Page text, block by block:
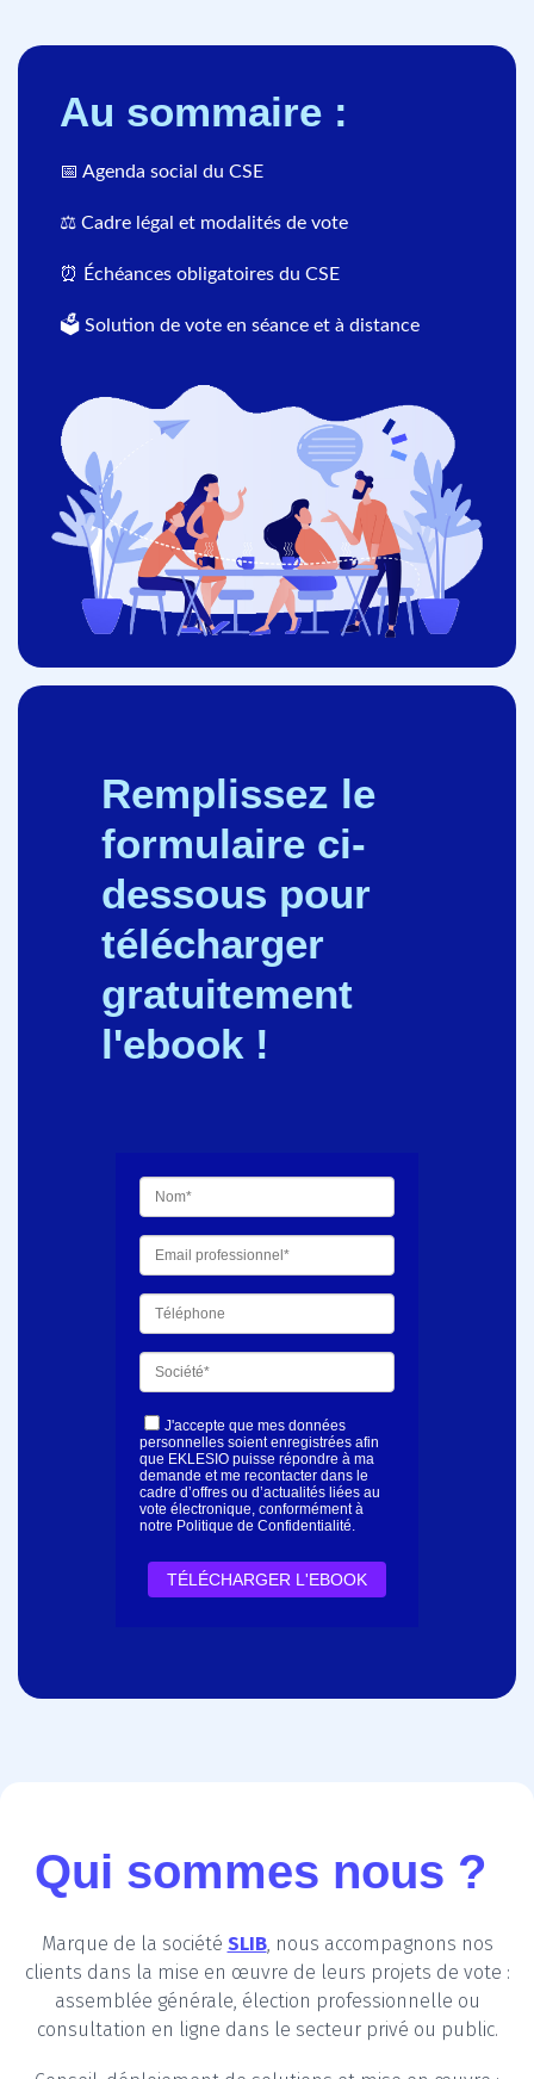
Au sommaire :
📅 Agenda social du CSE
⚖️ Cadre légal et modalités de vote
⏰ Échéances obligatoires du CSE
🗳 Solution de vote en séance et à distance
Remplissez le
formulaire ci-
dessous pour
télécharger
gratuitement
l'ebook !
J'accepte que mes données
personnelles soient enregistrées afin
que EKLESIO puisse répondre à ma
demande et me recontacter dans le
cadre d’offres ou d’actualités liées au
vote électronique, conformément à
notre Politique de Confidentialité.
Qui sommes nous ?
Marque de la société SLIB, nous accompagnons nos
clients dans la mise en œuvre de leurs projets de vote :
assemblée générale, élection professionnelle ou
consultation en ligne dans le secteur privé ou public.